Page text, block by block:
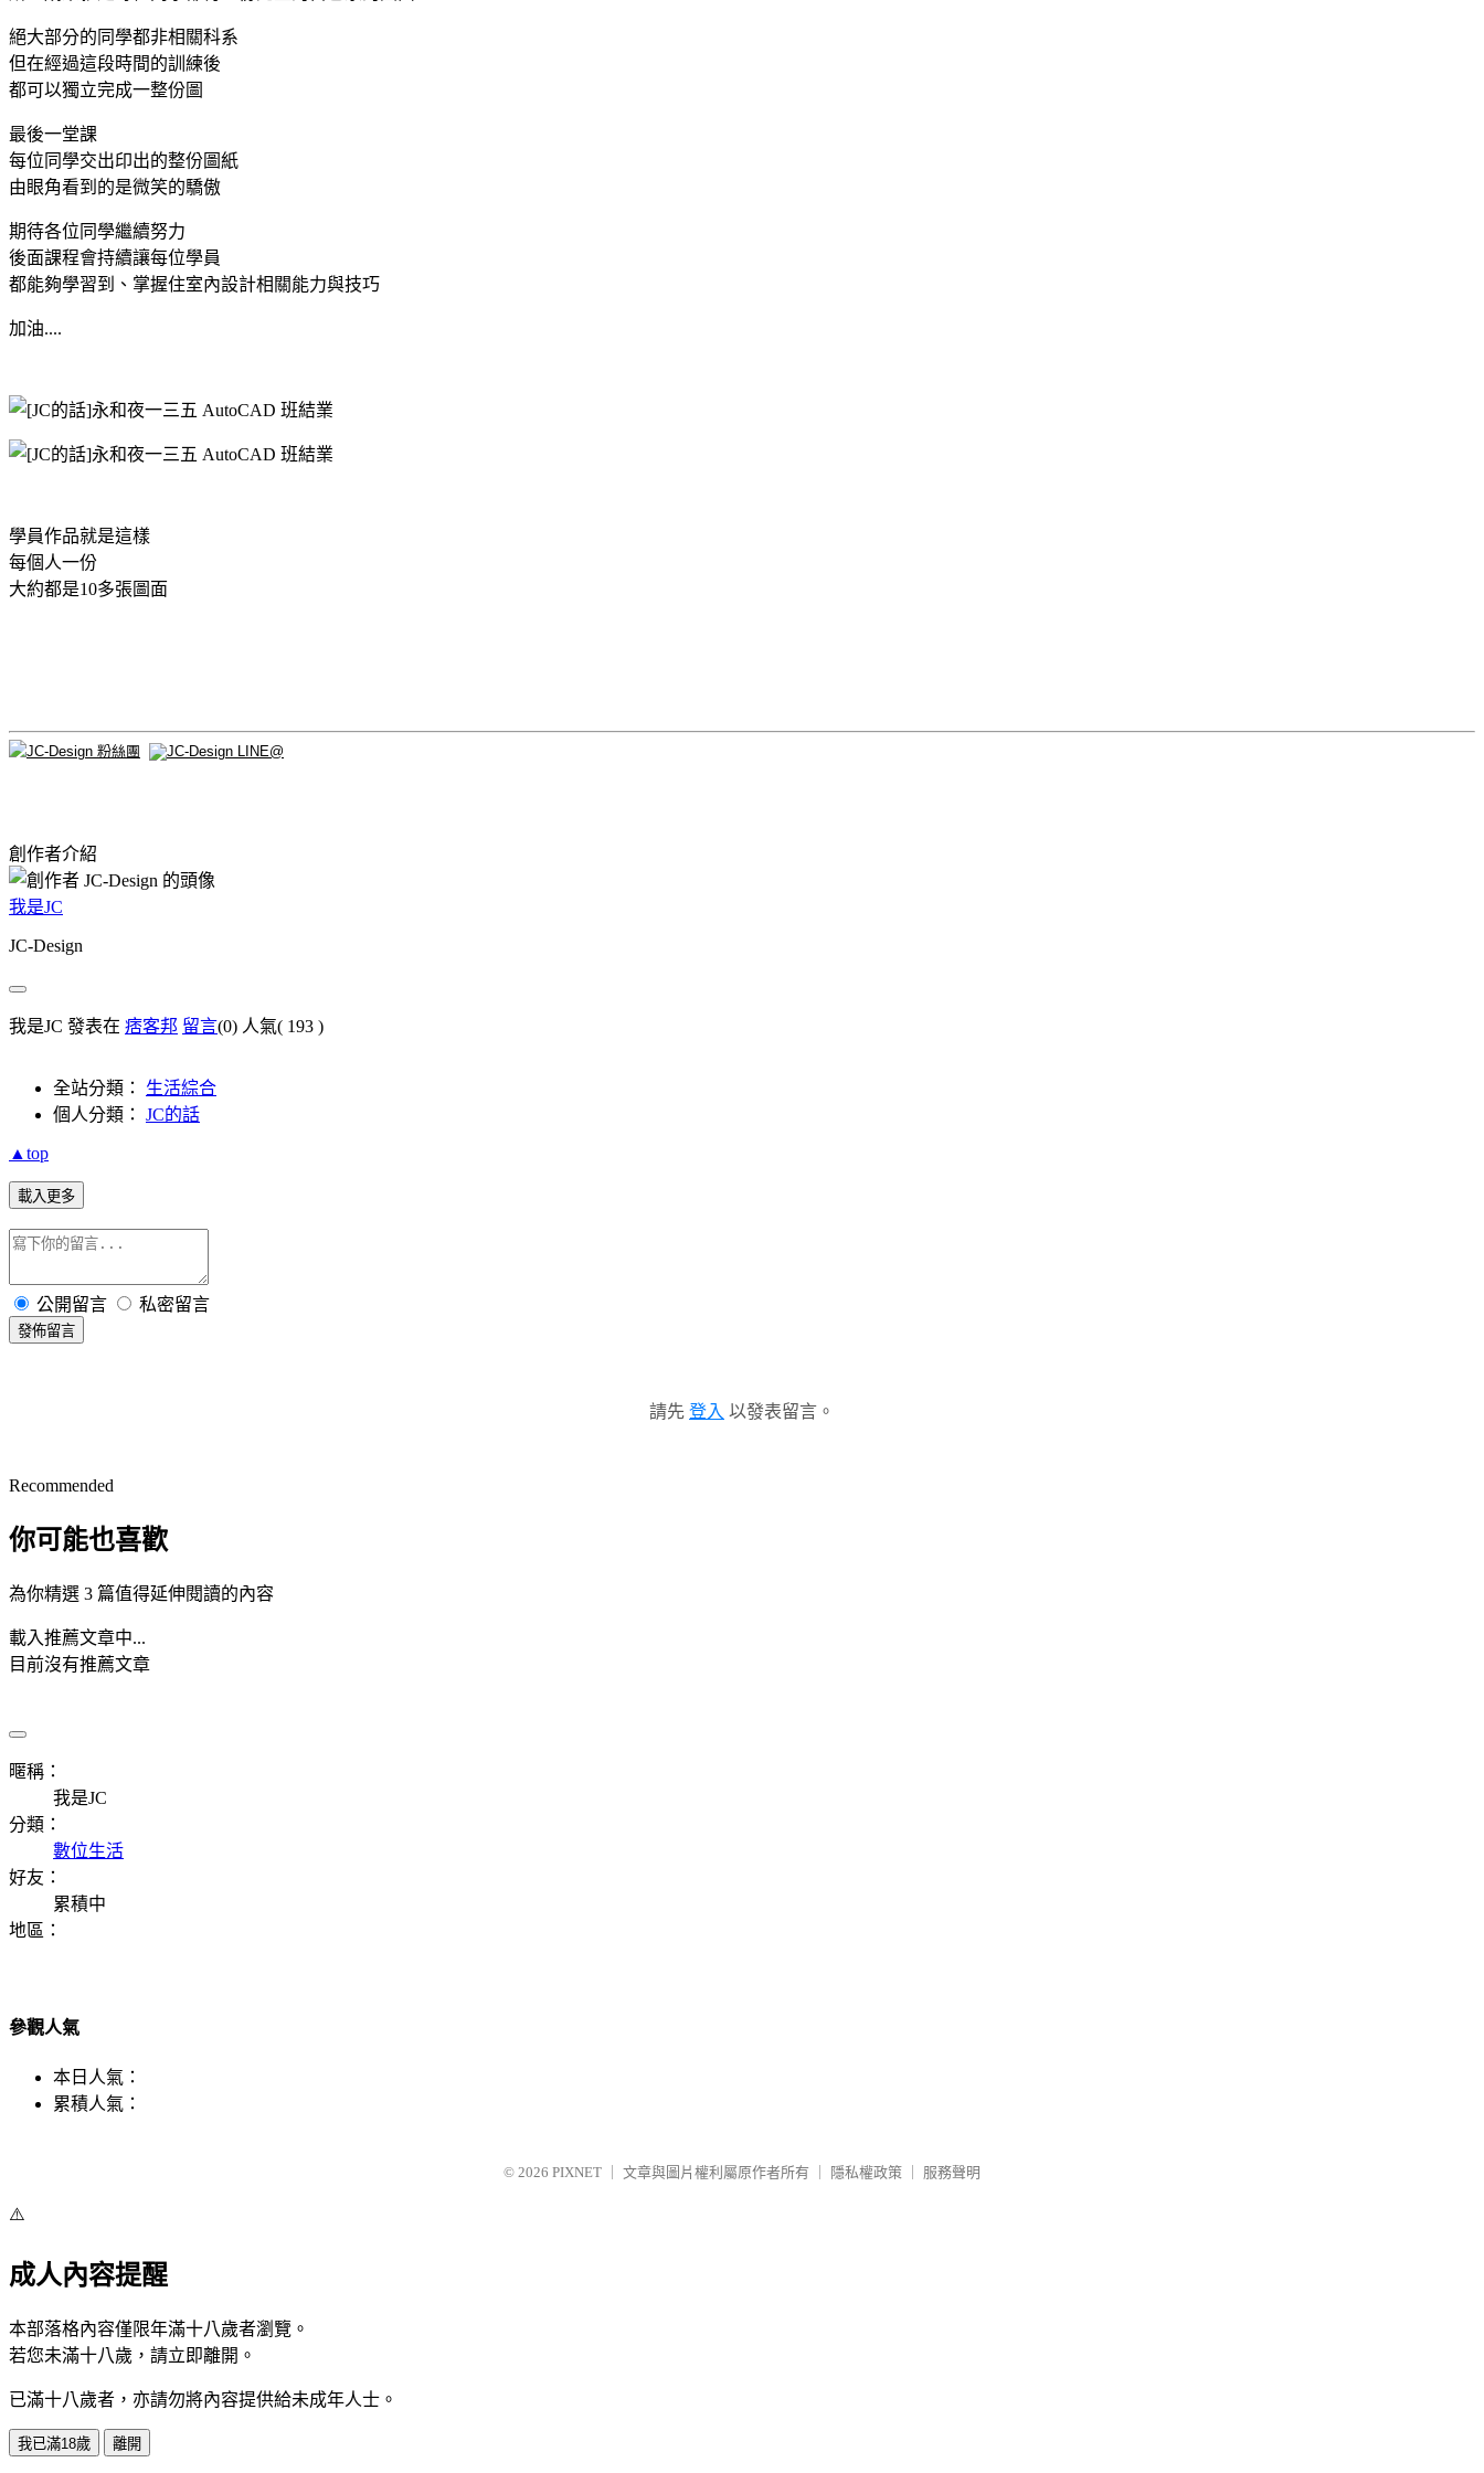
絕大部分的同學都非相關科系
但在經過這段時間的訓練後
都可以獨立完成一整份圖
最後一堂課
每位同學交出印出的整份圖紙
由眼角看到的是微笑的驕傲
期待各位同學繼續努力
後面課程會持續讓每位學員
都能夠學習到、掌握住室內設計相關能力與技巧
加油....
學員作品就是這樣
每個人一份
大約都是10多張圖面
創作者介紹
我是JC
JC-Design
我是JC 發表在 痞客邦 留言(0) 人氣( 193 )
全站分類： 生活綜合
個人分類： JC的話
▲top
載入更多
公開留言 私密留言
發佈留言
請先 登入 以發表留言。
Recommended
你可能也喜歡
為你精選 3 篇值得延伸閱讀的內容
載入推薦文章中...
目前沒有推薦文章
暱稱：
我是JC
分類：
數位生活
好友：
累積中
地區：
參觀人氣
本日人氣：
累積人氣：
© 2026 PIXNET 文章與圖片權利屬原作者所有 隱私權政策 服務聲明
⚠️
成人內容提醒
本部落格內容僅限年滿十八歲者瀏覽。
若您未滿十八歲，請立即離開。
已滿十八歲者，亦請勿將內容提供給未成年人士。
我已滿18歲 離開